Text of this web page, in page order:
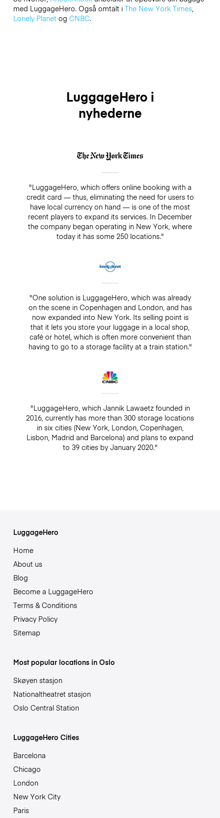
med LuggageHero. Også omtalt i The New York Times,
Lonely Planetog CNBC.
LuggageHero i
nyhederne
"LuggageHero, which offers online booking with a
credit card — thus, eliminating the need for users to
have local currency on hand — is one of the most
recent players to expand its services. In December
the company began operating in New York, where
today it has some 250 locations."
"One solution is LuggageHero, which was already
on the scene in Copenhagen and London, and has
now expanded into New York. Its selling point is
that it lets you store your luggage in a local shop,
café or hotel, which is often more convenient than
having to go to a storage facility at a train station."
"LuggageHero, which Jannik Lawaetz founded in
2016, currently has more than 300 storage locations
in six cities (New York, London, Copenhagen,
Lisbon, Madrid and Barcelona) and plans to expand
to 39 cities by January 2020."
LuggageHero
Home
About us
Blog
Become a LuggageHero
Terms & Conditions
Privacy Policy
Sitemap
Most popular locations in Oslo
Skøyen stasjon
Nationaltheatret stasjon
Oslo Central Station
LuggageHero Cities
Barcelona
Chicago
London
New York City
Paris